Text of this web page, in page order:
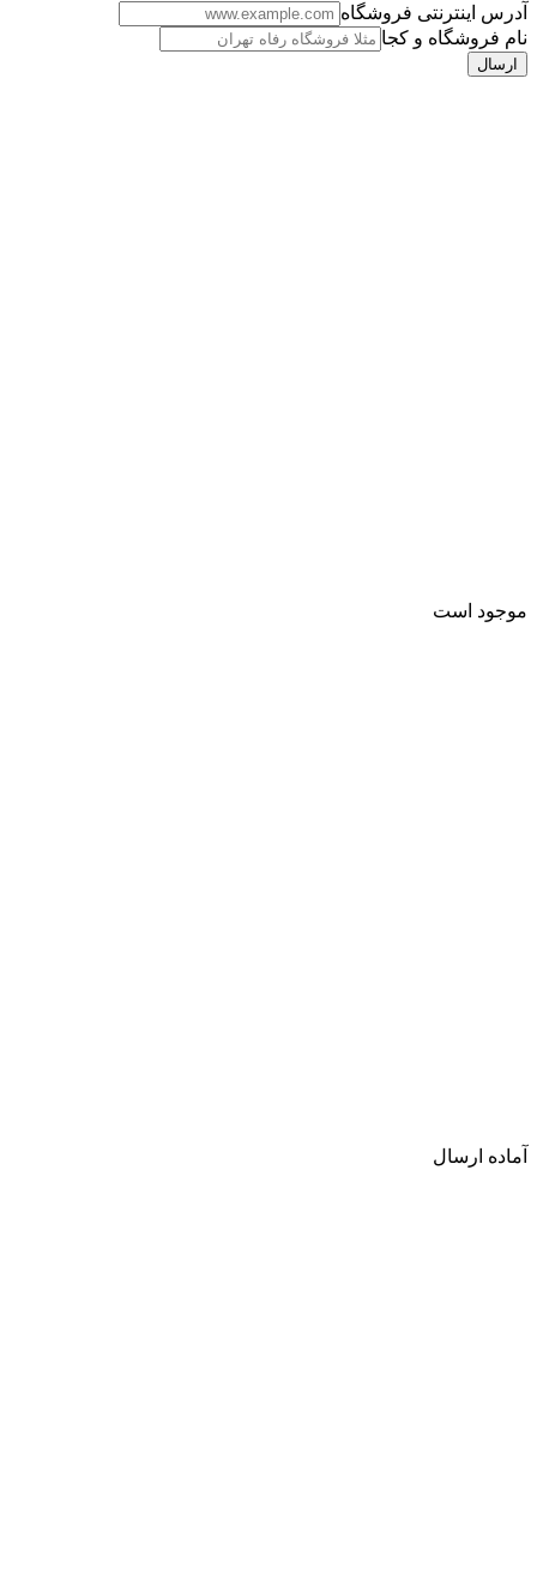
آدرس اینترنتی فروشگاه
نام فروشگاه و کجا
موجود است
آماده ارسال